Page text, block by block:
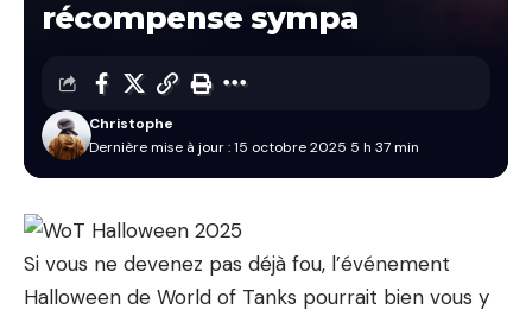
récompense sympa
Dernière mise à jour : 15 octobre 2025 5 h 37 min
Christophe
Si vous ne devenez pas déjà fou, l’événement
Halloween de World of Tanks pourrait bien vous y